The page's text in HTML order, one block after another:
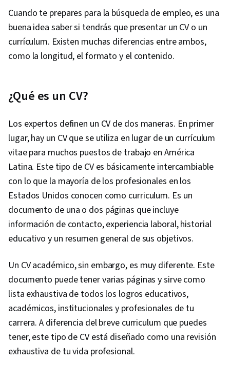
Cuando te prepares para la búsqueda de empleo, es una
buena idea saber si tendrás que presentar un CV o un
currículum. Existen muchas diferencias entre ambos,
como la longitud, el formato y el contenido.
¿Qué es un CV?
Los expertos definen un CV de dos maneras. En primer
lugar, hay un CV que se utiliza en lugar de un currículum
vitae para muchos puestos de trabajo en América
Latina. Este tipo de CV es básicamente intercambiable
con lo que la mayoría de los profesionales en los
Estados Unidos conocen como curriculum. Es un
documento de una o dos páginas que incluye
información de contacto, experiencia laboral, historial
educativo y un resumen general de sus objetivos.
Un CV académico, sin embargo, es muy diferente. Este
documento puede tener varias páginas y sirve como
lista exhaustiva de todos los logros educativos,
académicos, institucionales y profesionales de tu
carrera. A diferencia del breve curriculum que puedes
tener, este tipo de CV está diseñado como una revisión
exhaustiva de tu vida profesional.